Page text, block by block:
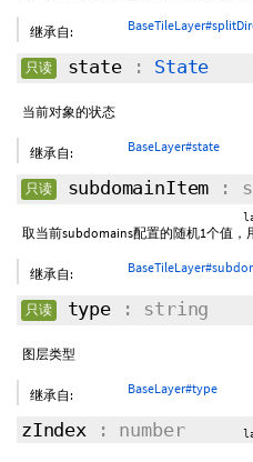
继承自:
只读 state: State
当前对象的状态
继承自: BaseLayer#state
只读 subdomainItem :
取当前subdomains配置的随机1个值，
继承自:
只读 type: string
图层类型
继承自: BaseLayer#type
zIndex : number